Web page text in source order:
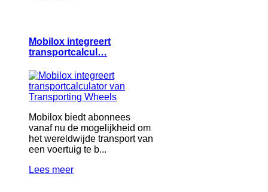
Mobilox integreert
transportcalcul…
Mobilox biedt abonnees
vanaf nu de mogelijkheid om
het wereldwijde transport van
een voertuig te b...
Lees meer